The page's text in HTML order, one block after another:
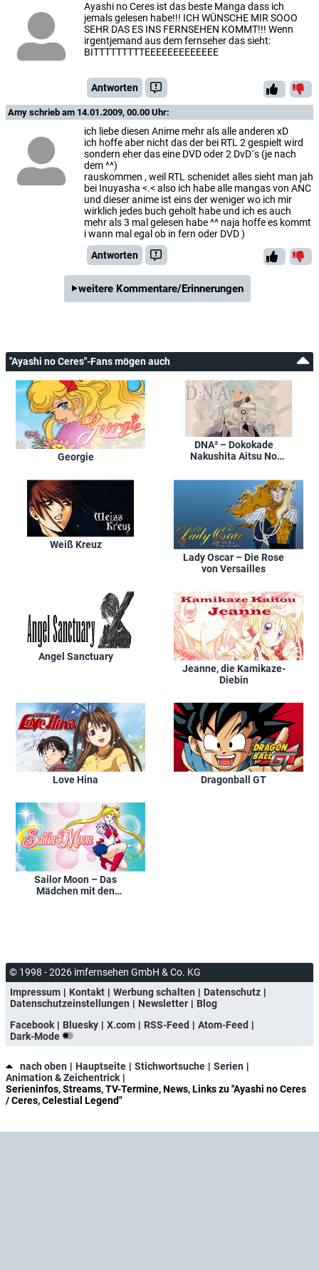
Ayashi no Ceres ist das beste Manga dass ich
jemals gelesen habe!!! ICH WÜNSCHE MIR SOOO
SEHR DAS ES INS FERNSEHEN KOMMT!!! Wenn
irgentjemand aus dem fernseher das sieht:
BITTTTTTTTTEEEEEEEEEEEEE
Antworten
Amy schrieb am 14.01.2009, 00.00 Uhr:
ich liebe diesen Anime mehr als alle anderen xD
ich hoffe aber nicht das der bei RTL 2 gespielt wird
sondern eher das eine DVD oder 2 DvD´s (je nach
dem ^^)
rauskommen , weil RTL schenidet alles sieht man jah
bei Inuyasha <.< also ich habe alle mangas von ANC
und dieser anime ist eins der weniger wo ich mir
wirklich jedes buch geholt habe und ich es auch
mehr als 3 mal gelesen habe ^^ naja hoffe es kommt
i wann mal egal ob in fern oder DVD )
Antworten
weitere Kommentare/Erinnerungen
"Ayashi no Ceres"-Fans mögen auch
Georgie
DNA² – Dokokade
Nakushita Aitsu No
Weiß Kreuz
Lady Oscar – Die Rose
von Versailles
Angel Sanctuary
Jeanne, die Kamikaze-
Diebin
Love Hina Dragonball GT
Sailor Moon – Das
Mädchen mit den
© 1998 - 2026 imfernsehen GmbH & Co. KG
Impressum
Kontakt Werbung schalten
Datenschutz
Datenschutzeinstellungen
Newsletter
Blog
Facebook
Bluesky X.com RSS-Feed
Atom-Feed
Dark-Mode
nach oben Hauptseite Stichwortsuche
Serien
Animation & Zeichentrick
Serieninfos, Streams, TV-Termine, News, Links zu "Ayashi no Ceres
/ Ceres, Celestial Legend"